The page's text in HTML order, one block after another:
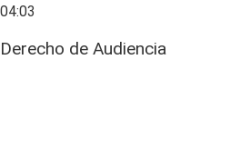
04:03
Derecho de Audiencia